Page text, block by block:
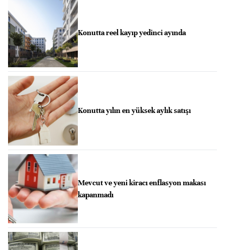
Konutta reel kayıp yedinci ayında
Konutta yılın en yüksek aylık satışı
Mevcut ve yeni kiracı enflasyon makası
kapanmadı